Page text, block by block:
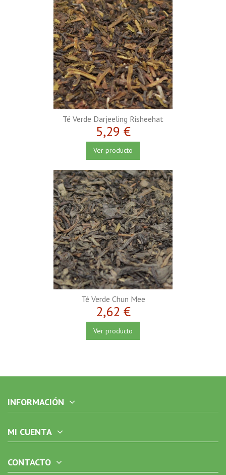
Té Verde Darjeeling Risheehat
5,29 €
Ver producto
Té Verde Chun Mee
2,62 €
Ver producto
INFORMACIÓN
MI CUENTA
CONTACTO